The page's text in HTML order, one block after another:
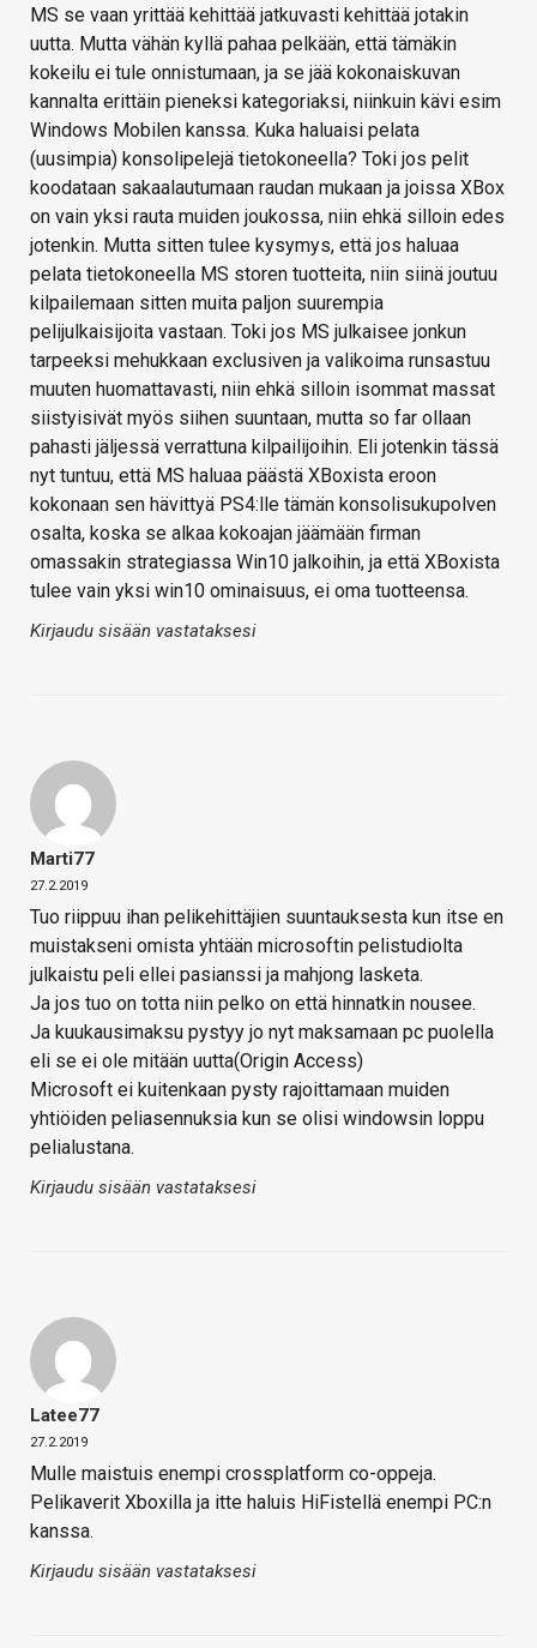
MS se vaan yrittää kehittää jatkuvasti kehittää jotakin
uutta. Mutta vähän kyllä pahaa pelkään, että tämäkin
kokeilu ei tule onnistumaan, ja se jää kokonaiskuvan
kannalta erittäin pieneksi kategoriaksi, niinkuin kävi esim
Windows Mobilen kanssa. Kuka haluaisi pelata
(uusimpia) konsolipelejä tietokoneella? Toki jos pelit
koodataan sakaalautumaan raudan mukaan ja joissa XBox
on vain yksi rauta muiden joukossa, niin ehkä silloin edes
jotenkin. Mutta sitten tulee kysymys, että jos haluaa
pelata tietokoneella MS storen tuotteita, niin siinä joutuu
kilpailemaan sitten muita paljon suurempia
pelijulkaisijoita vastaan. Toki jos MS julkaisee jonkun
tarpeeksi mehukkaan exclusiven ja valikoima runsastuu
muuten huomattavasti, niin ehkä silloin isommat massat
siistyisivät myös siihen suuntaan, mutta so far ollaan
pahasti jäljessä verrattuna kilpailijoihin. Eli jotenkin tässä
nyt tuntuu, että MS haluaa päästä XBoxista eroon
kokonaan sen hävittyä PS4:lle tämän konsolisukupolven
osalta, koska se alkaa kokoajan jäämään firman
omassakin strategiassa Win10 jalkoihin, ja että XBoxista
tulee vain yksi win10 ominaisuus, ei oma tuotteensa.
Kirjaudu sisään vastataksesi
Marti77
27.2.2019
Tuo riippuu ihan pelikehittäjien suuntauksesta kun itse en
muistakseni omista yhtään microsoftin pelistudiolta
julkaistu peli ellei pasianssi ja mahjong lasketa.
Ja jos tuo on totta niin pelko on että hinnatkin nousee.
Ja kuukausimaksu pystyy jo nyt maksamaan pc puolella
eli se ei ole mitään uutta(Origin Access)
Microsoft ei kuitenkaan pysty rajoittamaan muiden
yhtiöiden peliasennuksia kun se olisi windowsin loppu
pelialustana.
Kirjaudu sisään vastataksesi
Latee77
27.2.2019
Mulle maistuis enempi crossplatform co-oppeja.
Pelikaverit Xboxilla ja itte haluis HiFistellä enempi PC:n
kanssa.
Kirjaudu sisään vastataksesi